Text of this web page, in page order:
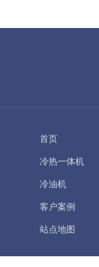
首页
冷热一体机
冷油机
客户案例
站点地图